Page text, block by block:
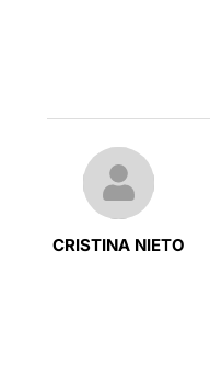
CRISTINA NIETO